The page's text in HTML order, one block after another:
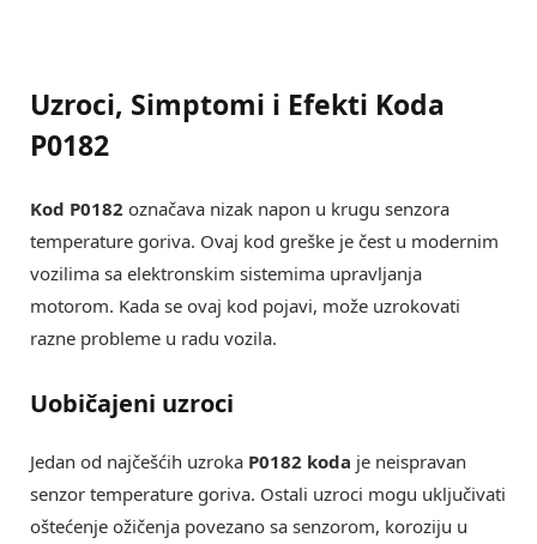
Uzroci, Simptomi i Efekti Koda
P0182
Kod P0182 označava nizak napon u krugu senzora
temperature goriva. Ovaj kod greške je čest u modernim
vozilima sa elektronskim sistemima upravljanja
motorom. Kada se ovaj kod pojavi, može uzrokovati
razne probleme u radu vozila.
Uobičajeni uzroci
Jedan od najčešćih uzroka P0182 koda je neispravan
senzor temperature goriva. Ostali uzroci mogu uključivati
oštećenje ožičenja povezano sa senzorom, koroziju u